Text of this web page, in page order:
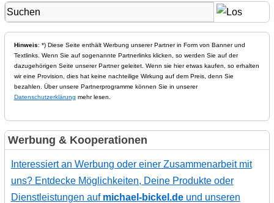
Hinweis: *) Diese Seite enthält Werbung unserer Partner in Form von Banner und
Textlinks. Wenn Sie auf sogenannte Partnerlinks klicken, so werden Sie auf der
dazugehörigen Seite unserer Partner geleitet. Wenn sie hier etwas kaufen, so erhalten
wir eine Provision, dies hat keine nachteilige Wirkung auf dem Preis, denn Sie
bezahlen. Über unsere Partnerprogramme können Sie in unserer
Datenschutzerklärung mehr lesen.
Werbung & Kooperationen
Interessiert an Werbung oder einer Zusammenarbeit mit
uns? Entdecke Möglichkeiten, Deine Produkte oder
Dienstleistungen auf michael-bickel.deund unseren